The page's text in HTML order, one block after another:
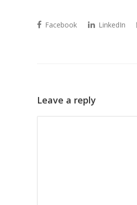
Facebook LinkedIn
Leave a reply